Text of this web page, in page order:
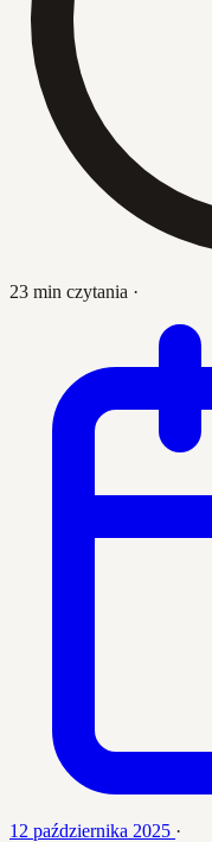
23 min czytania ·
12 października 2025 ·